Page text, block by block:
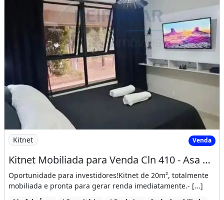
Imagem: Kitnet Mobiliada para Venda Cln 410 - Asa
Kitnet Venda
Kitnet Mobiliada para Venda Cln 410 - Asa Norte
Oportunidade para investidores!Kitnet de 20m², totalmente
mobiliada e pronta para gerar renda imediatamente.- [...]